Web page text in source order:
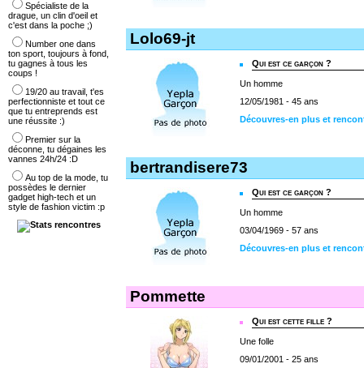
Lolo69-jt
Qui est ce garçon ?
Un homme
12/05/1981 - 45 ans
Découvres-en plus et
bertrandisere73
Qui est ce garçon ?
Un homme
03/04/1969 - 57 ans
Découvres-en plus et
Pommette
Qui est cette fille ?
Une folle
09/01/2001 - 25 ans
Spécialiste de la
drague, un clin d'oeil et
c'est dans la poche ;)
Number one dans
ton sport, toujours à fond,
tu gagnes à tous les
coups !
19/20 au travail, t'es
perfectionniste et tout ce
que tu entreprends est
une réussite :)
Premier sur la
déconne, tu dégaines les
vannes 24h/24 :D
Au top de la mode, tu
possèdes le dernier
gadget high-tech et un
style de fashion victim :p